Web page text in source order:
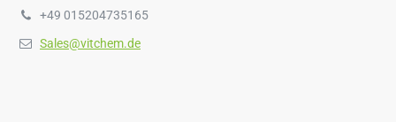
+49 015204735165
Sales@vitchem.de